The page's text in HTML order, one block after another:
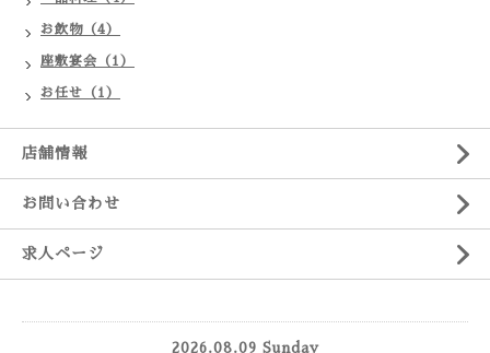
お飲物（4）
座敷宴会（1）
お任せ（1）
店舗情報
お問い合わせ
求人ページ
2026.08.09 Sunday